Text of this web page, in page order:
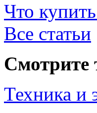
Что
Все статьи
Смотрите
Техника и